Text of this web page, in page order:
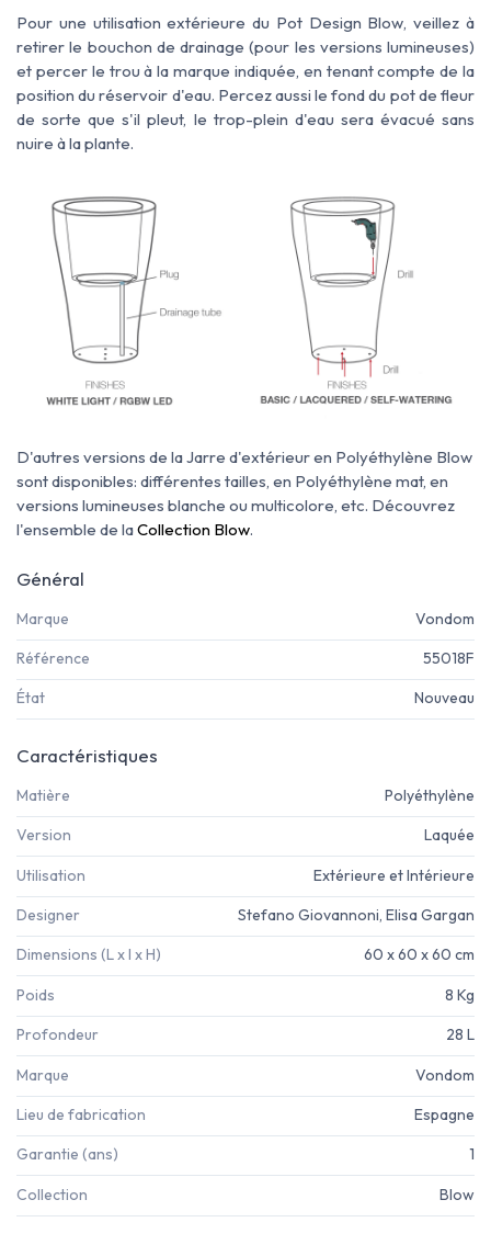
Pour une utilisation extérieure du Pot Design Blow,veillez à
retirerle bouchon de drainage (pour les versions lumineuses)
et percer le trou à la marque indiquée, en tenant compte de la
position du réservoir d'eau. Percezaussi le fond du pot de fleur
de sorte que s'il pleut, le trop-plein d'eau sera évacué sans
nuire à la plante.
D'autres versions de la Jarre d'extérieur en Polyéthylène Blow
sont disponibles: différentes tailles, en Polyéthylène mat, en
versions lumineuses blanche ou multicolore, etc. Découvrez
l'ensemble de laCollection Blow.
Général
Marque Vondom
Référence 55018F
État Nouveau
Caractéristiques
Matière Polyéthylène
Version Laquée
Utilisation Extérieure et Intérieure
Designer Stefano Giovannoni, Elisa Gargan
Dimensions (L x l x H) 60 x 60 x 60 cm
Poids 8 Kg
Profondeur 28 L
Marque Vondom
Lieu de fabrication Espagne
Garantie (ans) 1
Collection Blow